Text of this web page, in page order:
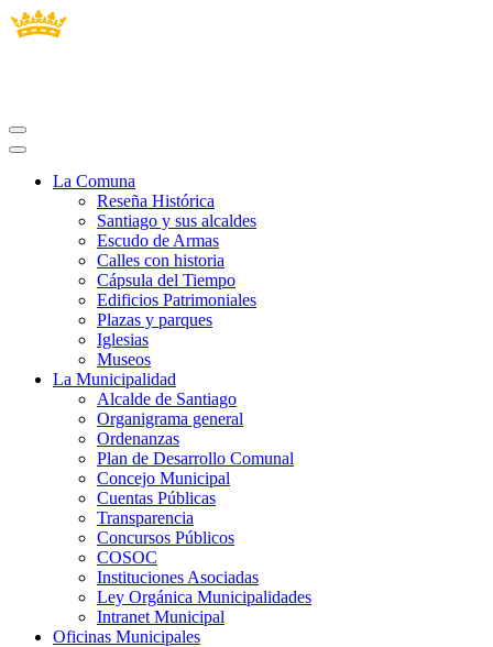
La Comuna
Reseña Histórica
Santiago y sus alcaldes
Escudo de Armas
Calles con historia
Cápsula del Tiempo
Edificios Patrimoniales
Plazas y parques
Iglesias
Museos
La Municipalidad
Alcalde de Santiago
Organigrama general
Ordenanzas
Plan de Desarrollo Comunal
Concejo Municipal
Cuentas Públicas
Transparencia
Concursos Públicos
COSOC
Instituciones Asociadas
Ley Orgánica Municipalidades
Intranet Municipal
Oficinas Municipales